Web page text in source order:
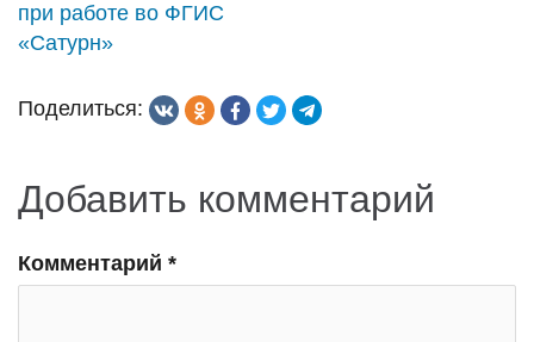
при работе во ФГИС
«Сатурн»
Поделиться:
Добавить комментарий
Комментарий *